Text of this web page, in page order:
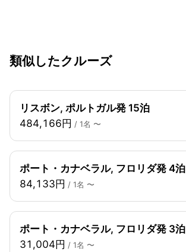
類似したクルーズ
リスボン, ポルトガル発 15泊
484,166円 / 1名 〜
ポート・カナベラル, フロリダ発 4泊
84,133円 / 1名 〜
ポート・カナベラル, フロリダ発 3泊
31,004円 / 1名 〜